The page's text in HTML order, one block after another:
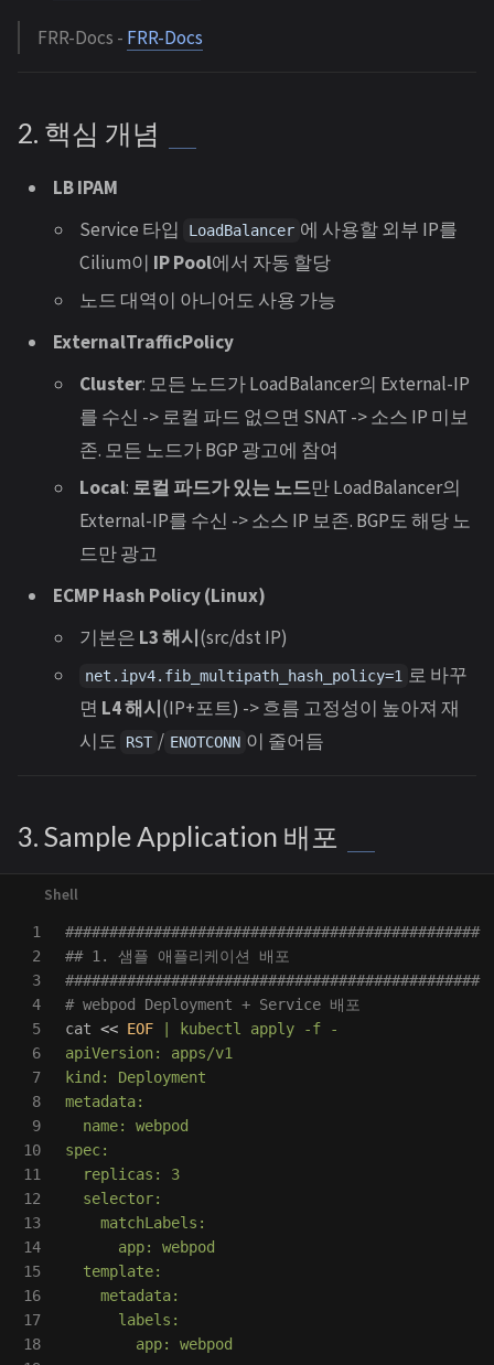
FRR-Docs - FRR-Docs
2. 핵심 개념
LB IPAM
Service 타입
LoadBalancer 에 사용할 외부 IP를
Cilium이 IP Pool에서 자동 할당
노드 대역이 아니어도 사용 가능
ExternalTrafficPolicy
Cluster: 모든 노드가 LoadBalancer의 External-IP
를 수신 -> 로컬 파드 없으면 SNAT -> 소스 IP 미보
존. 모든 노드가 BGP 광고에 참여
Local: 로컬 파드가 있는 노드만 LoadBalancer의
External-IP를 수신 -> 소스 IP 보존. BGP도 해당 노
드만 광고
ECMP Hash Policy (Linux)
기본은 L3 해시(src/dst IP)
net.ipv4.fib_multipath_hash_policy=1 로 바꾸
면 L4 해시(IP+포트) -> 흐름 고정성이 높아져 재
시도
RST / ENOTCONN 이 줄어듬
3. Sample Application 배포
1
2
3
4
5
6
7
8
9
10
11
12
13
14
15
16
17
18
###############################################
## 1. 샘플 애플리케이션 배포
###############################################
# webpod Deployment + Service 배포
cat << EOF | kubectl apply -f -
apiVersion: apps/v1
kind: Deployment
metadata:
  name: webpod
spec:
  replicas: 3
  selector:
    matchLabels:
      app: webpod
  template:
    metadata:
      labels:
        app: webpod